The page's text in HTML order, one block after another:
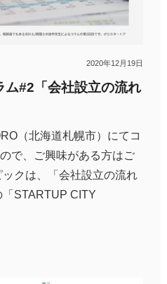
2020年12月19日
#2「会社設立の流れ
（北海道札幌市）にてコ
で、ご興味がある方はご
クは、「会社設立の流れ
STARTUP CITY